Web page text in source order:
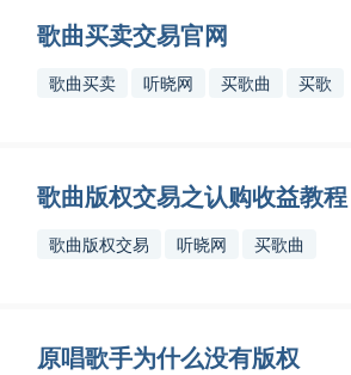
歌曲买卖交易官网
歌曲买卖 听晓网 买歌曲 买歌
歌曲版权交易之认购收益教程
歌曲版权交易 听晓网 买歌曲
原唱歌手为什么没有版权